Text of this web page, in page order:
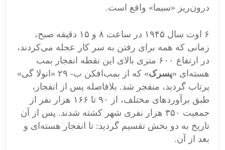
درون‌ریز «سیما» واقع است.
۶ اوت سال ١۹۴۵ در ساعت ۸ و ١۵ دقیقه صبح،
زمانی که همه برای رفتن به سر کار عجله می‌کردند،
در ارتفاع ۶٠٠ متری بالای این نقطه انفجار بمب
هسته‌ای «پسرک
» که از بمب‌افکن ب- ۲۹ «انولا گی»
پرتاب گردید، منفجر شد. بلافاصله پس از انفجار،
طبق برآوردهای مختلف، از ۹٠ تا ١۶۶ هزار نفر از
جمعیت ٣۵٠ هزار نفری شهر کشته شدند. پس از آن
تاریخ به دو بخش تقسیم گردید: تا انفجار هسته‌ای و
بعد از آن.